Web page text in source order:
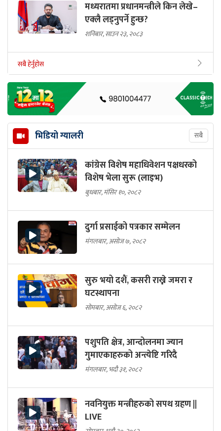
मध्यरातमा प्रधानमन्त्रीले किन लेखे–
एक्लै लड्नुपर्ने हुन्छ?
शनिबार, साउन २३, २०८३
सबै हेर्नुहोस
भिडियो ग्यालरी सबै
कांग्रेस विशेष महाधिवेशन पक्षधरको
विशेष भेला सुरू (लाइभ)
बुधबार, मंसिर १०, २०८२
दुर्गा प्रसाईको पत्रकार सम्मेलन
मंगलबार, असोज ७, २०८२
सुरु भयो दशैं, कसरी राख्ने जमरा र
घटस्थापना
सोमबार, असोज ६, २०८२
पशुपति क्षेत्र, आन्दोलनमा ज्यान
गुमाएकाहरुको अन्त्येष्टि गरिदै
मंगलबार, भदौ ३१, २०८२
नवनियुक्त मन्त्रीहरुको सपथ ग्रहण ||
LIVE